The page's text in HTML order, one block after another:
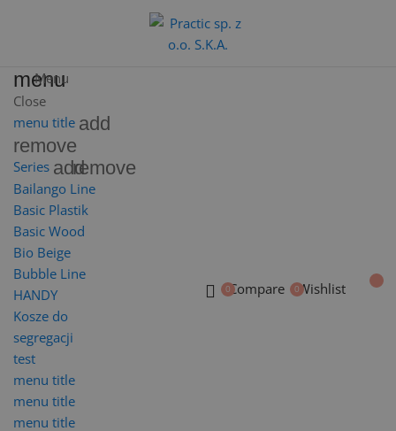
menu
Menu
Close
menu title add
remove
Series addremove
Bailango Line
Basic Plastik
Basic Wood
Bio Beige
Bubble Line
HANDY
Kosze do
segregacji
test
menu title
menu title
menu title
Compare Wishlist